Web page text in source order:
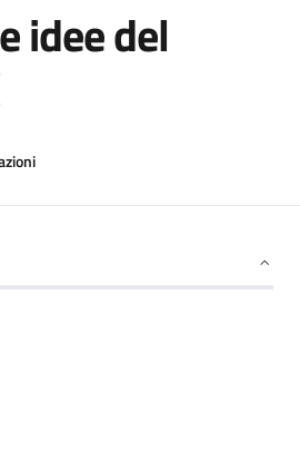
idee del